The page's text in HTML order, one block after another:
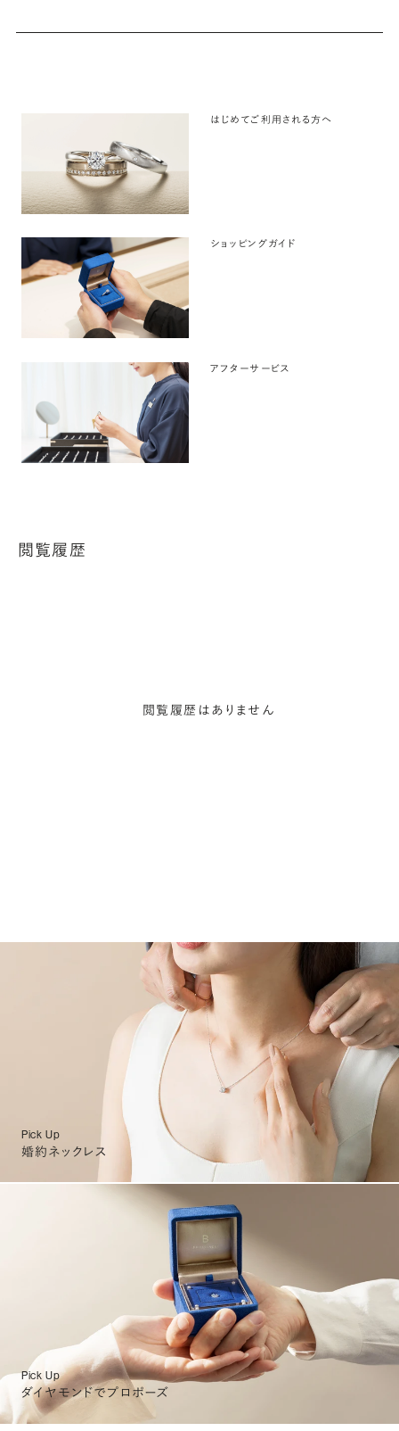
はじめてご利用される方へ
ショッピングガイド
アフターサービス
閲覧履歴
閲覧履歴はありません
Pick Up
婚約ネックレス
Pick Up
ダイヤモンドでプロポーズ